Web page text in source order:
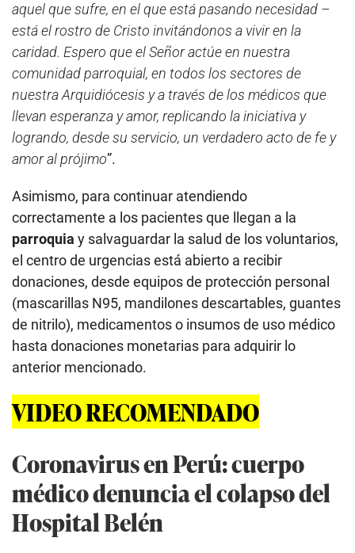
aquel que sufre, en el que está pasando necesidad –
está el rostro de Cristo invitándonos a vivir en la
caridad. Espero que el Señor actúe en nuestra
comunidad parroquial, en todos los sectores de
nuestra Arquidiócesis y a través de los médicos que
llevan esperanza y amor, replicando la iniciativa y
logrando, desde su servicio, un verdadero acto de fe y
amor al prójimo”.
Asimismo, para continuar atendiendo
correctamente a los pacientes que llegan a la
parroquia y salvaguardar la salud de los voluntarios,
el centro de urgencias está abierto a recibir
donaciones, desde equipos de protección personal
(mascarillas N95, mandilones descartables, guantes
de nitrilo), medicamentos o insumos de uso médico
hasta donaciones monetarias para adquirir lo
anterior mencionado.
VIDEO RECOMENDADO
Coronavirus en Perú: cuerpo
médico denuncia el colapso del
Hospital Belén